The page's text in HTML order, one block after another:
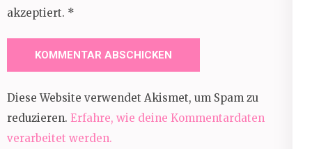
akzeptiert. *
Diese Website verwendet Akismet, um Spam zu
reduzieren. Erfahre, wie deine Kommentardaten
verarbeitet werden.